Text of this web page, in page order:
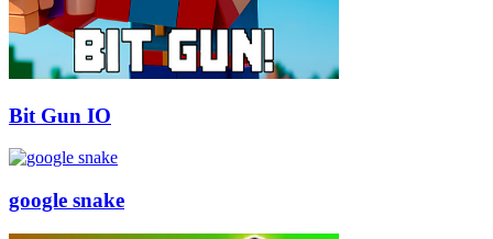
Bit Gun IO
google snake